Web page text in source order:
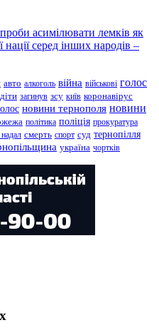
асимілювати лемків як
нації серед інших народів –
авто алкоголь війна військові голос
діти загинув зсу київ коронавірус
новини тернополя новини
політика поліція прокуратура
надал смерть спорт суд тернопілля
україна чортків